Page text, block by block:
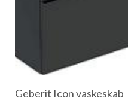
Geberit Icon vaskeskab